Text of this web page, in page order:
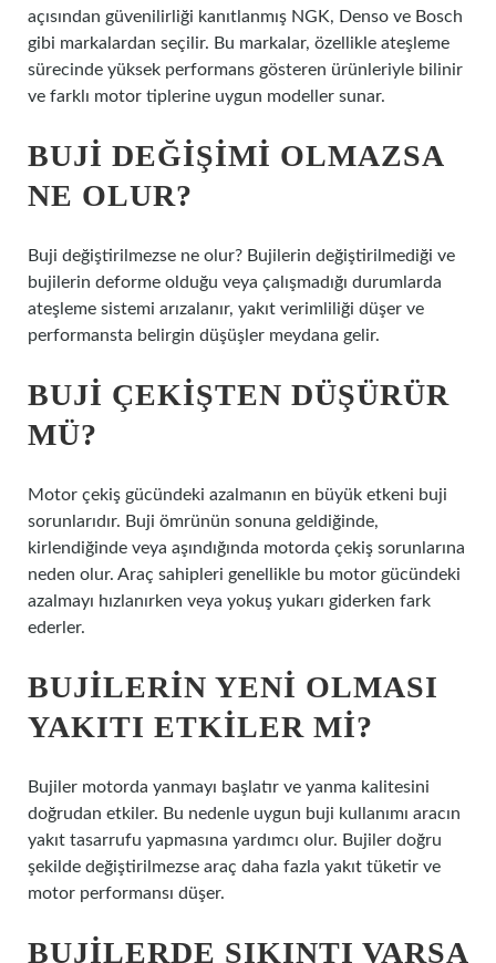
açısından güvenilirliği kanıtlanmış NGK, Denso ve Bosch
gibi markalardan seçilir. Bu markalar, özellikle ateşleme
sürecinde yüksek performans gösteren ürünleriyle bilinir
ve farklı motor tiplerine uygun modeller sunar.
BUJI DEĞIŞIMI OLMAZSA
NE OLUR?
Buji değiştirilmezse ne olur? Bujilerin değiştirilmediği ve
bujilerin deforme olduğu veya çalışmadığı durumlarda
ateşleme sistemi arızalanır, yakıt verimliliği düşer ve
performansta belirgin düşüşler meydana gelir.
BUJI ÇEKIŞTEN DÜŞÜRÜR
MÜ?
Motor çekiş gücündeki azalmanın en büyük etkeni buji
sorunlarıdır. Buji ömrünün sonuna geldiğinde,
kirlendiğinde veya aşındığında motorda çekiş sorunlarına
neden olur. Araç sahipleri genellikle bu motor gücündeki
azalmayı hızlanırken veya yokuş yukarı giderken fark
ederler.
BUJILERIN YENI OLMASI
YAKITI ETKILER MI?
Bujiler motorda yanmayı başlatır ve yanma kalitesini
doğrudan etkiler. Bu nedenle uygun buji kullanımı aracın
yakıt tasarrufu yapmasına yardımcı olur. Bujiler doğru
şekilde değiştirilmezse araç daha fazla yakıt tüketir ve
motor performansı düşer.
BUJILERDE SIKINTI VARSA